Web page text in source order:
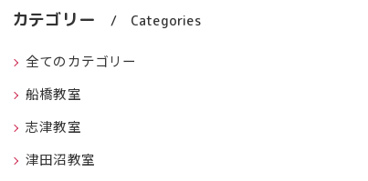
カテゴリー Categories
全てのカテゴリー
船橋教室
志津教室
津田沼教室